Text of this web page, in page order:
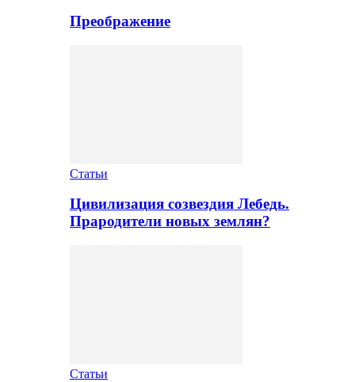
Преображение
Статьи
Цивилизация созвездия Лебедь.
Прародители новых землян?
Статьи